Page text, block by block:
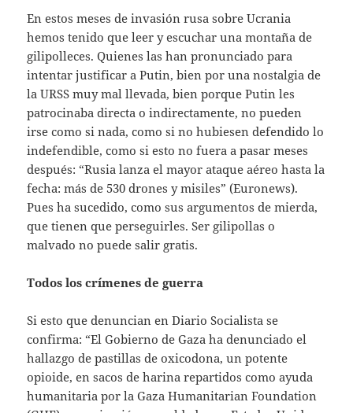
En estos meses de invasión rusa sobre Ucrania
hemos tenido que leer y escuchar una montaña de
gilipolleces. Quienes las han pronunciado para
intentar justificar a Putin, bien por una nostalgia de
la URSS muy mal llevada, bien porque Putin les
patrocinaba directa o indirectamente, no pueden
irse como si nada, como si no hubiesen defendido lo
indefendible, como si esto no fuera a pasar meses
después: “Rusia lanza el mayor ataque aéreo hasta la
fecha: más de 530 drones y misiles” (Euronews).
Pues ha sucedido, como sus argumentos de mierda,
que tienen que perseguirles. Ser gilipollas o
malvado no puede salir gratis.
Todos los crímenes de guerra
Si esto que denuncian en Diario Socialista se
confirma: “El Gobierno de Gaza ha denunciado el
hallazgo de pastillas de oxicodona, un potente
opioide, en sacos de harina repartidos como ayuda
humanitaria por la Gaza Humanitarian Foundation